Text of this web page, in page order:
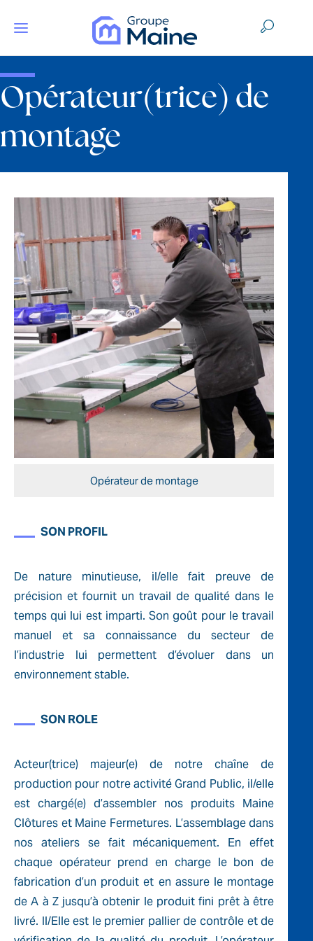
Opérateur(trice) de
montage
Opérateur de montage
SON PROFIL
De nature minutieuse, il/elle fait preuve de
précision et fournit un travail de qualité dans le
temps qui lui est imparti. Son goût pour le travail
manuel et sa connaissance du secteur de
l’industrie lui permettent d’évoluer dans un
environnement stable.
SON ROLE
Acteur(trice) majeur(e) de notre chaîne de
production pour notre activité Grand Public, il/elle
est chargé(e) d’assembler nos produits Maine
Clôtures et Maine Fermetures. L’assemblage dans
nos ateliers se fait mécaniquement. En effet
chaque opérateur prend en charge le bon de
fabrication d’un produit et en assure le montage
de A à Z jusqu’à obtenir le produit fini prêt à être
livré. Il/Elle est le premier pallier de contrôle et de